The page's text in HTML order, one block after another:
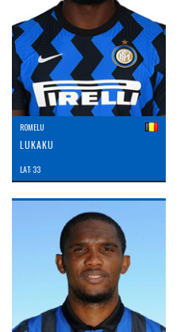
ROMELU
LUKAKU
LAT: 33